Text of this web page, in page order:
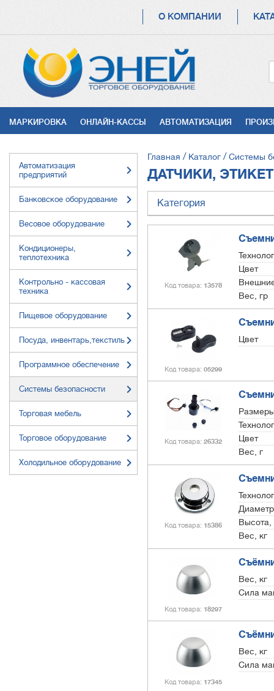
НАВИГАЦИЯ
О КОМПАНИИ
УСЛУГИ
МАРКИРОВКА ОНЛАЙН-КАССЫ АВТОМАТИЗАЦИЯ
Автоматизация
предприятий
Банковское оборудование
Весовое оборудование
Кондиционеры,
теплотехника
Контрольно - кассовая
техника
Пищевое оборудование
Посуда, инвентарь,текстиль
Программное обеспечение
Системы безопасности
Торговая мебель
Торговое оборудование
Холодильное оборудование
СТРОКА
НАВИГАЦИИ
Главная Каталог Системы
ДАТЧИКИ,
Категория
Код товара 13578
Цвет
Вес, гр
Код товара 05299
Цвет
Код товара 26332
Цвет
Вес, г
Код товара 15386
Вес, кг
Код товара 18297
Вес, кг
Сила
Код товара 17345
Вес, кг
Сила